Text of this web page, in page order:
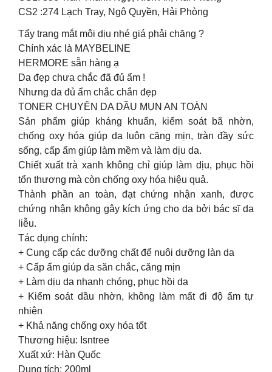
CS2 :274 Lạch Tray, Ngô Quyền, Hải Phòng
Tẩy trang mắt môi dịu nhé giá phải chăng ?
Chính xác là MAYBELINE
HERMORE sẵn hàng ạ
Da đẹp chưa chắc đã đủ ẩm !
Nhưng da đủ ẩm chắc chắn đẹp
TONER CHUYÊN DA DẦU MỤN AN TOÀN
Sản phẩm giúp kháng khuẩn, kiểm soát bã nhờn,
chống oxy hóa giúp da luôn căng mịn, tràn đầy sức
sống, cấp ẩm giúp làm mềm và làm dịu da.
Chiết xuất trà xanh không chỉ giúp làm dịu, phục hồi
tổn thương mà còn chống oxy hóa hiệu quả.
Thành phần an toàn, đạt chứng nhận xanh, được
chứng nhận không gây kích ứng cho da bởi bác sĩ da
liễu.
Tác dụng chính:
+ Cung cấp các dưỡng chất để nuôi dưỡng làn da
+ Cấp ẩm giúp da săn chắc, căng mịn
+ Làm dịu da nhanh chóng, phục hồi da
+ Kiểm soát dầu nhờn, không làm mất đi độ ẩm tự
nhiên
+ Khả năng chống oxy hóa tốt
Thương hiệu: Isntree
Xuất xứ: Hàn Quốc
Dung tích: 200ml